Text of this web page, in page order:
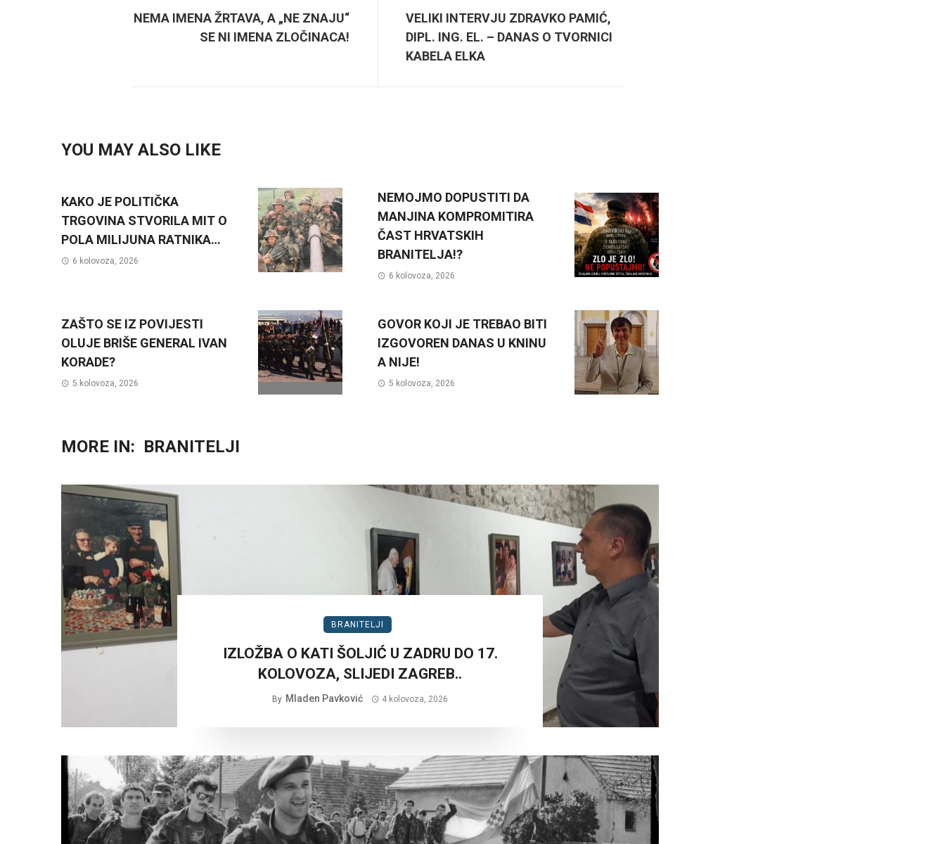
NEMA IMENA ŽRTAVA, A „NE ZNAJU“
SE NI IMENA ZLOČINACA!
VELIKI INTERVJU ZDRAVKO PAMIĆ,
DIPL. ING. EL. – DANAS O TVORNICI
KABELA ELKA
YOU MAY ALSO LIKE
KAKO JE POLITIČKA
TRGOVINA STVORILA MIT O
POLA MILIJUNA RATNIKA…
6 kolovoza, 2026
NEMOJMO DOPUSTITI DA
MANJINA KOMPROMITIRA
ČAST HRVATSKIH
BRANITELJA!?
6 kolovoza, 2026
ZAŠTO SE IZ POVIJESTI
OLUJE BRIŠE GENERAL IVAN
KORADE?
5 kolovoza, 2026
GOVOR KOJI JE TREBAO BITI
IZGOVOREN DANAS U KNINU
A NIJE!
5 kolovoza, 2026
MORE IN: BRANITELJI
BRANITELJI
IZLOŽBA O KATI ŠOLJIĆ U ZADRU DO 17.
KOLOVOZA, SLIJEDI ZAGREB..
By Mladen Pavković 4 kolovoza, 2026